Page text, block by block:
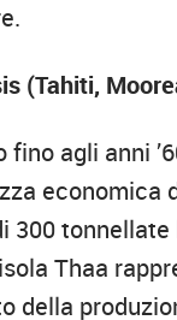
(Tahiti,
agli anni
economica
300 tonnellate
Thaa
della